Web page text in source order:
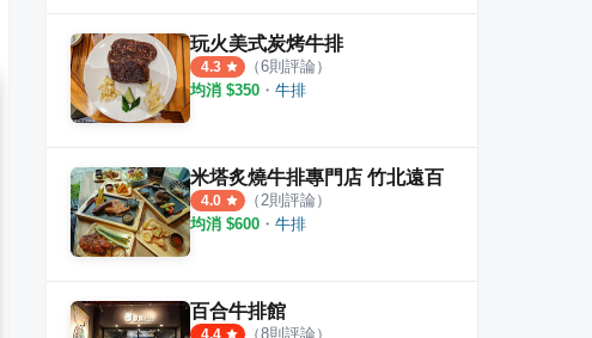
玩火美式炭烤牛排
4.3 （6則評論）
均消 $350 ・ 牛排
米塔炙燒牛排專門店 竹北遠百
4.0 （ 2則評論）
均消 $600 ・ 牛排
百合牛排館
4.4 （8則評論）